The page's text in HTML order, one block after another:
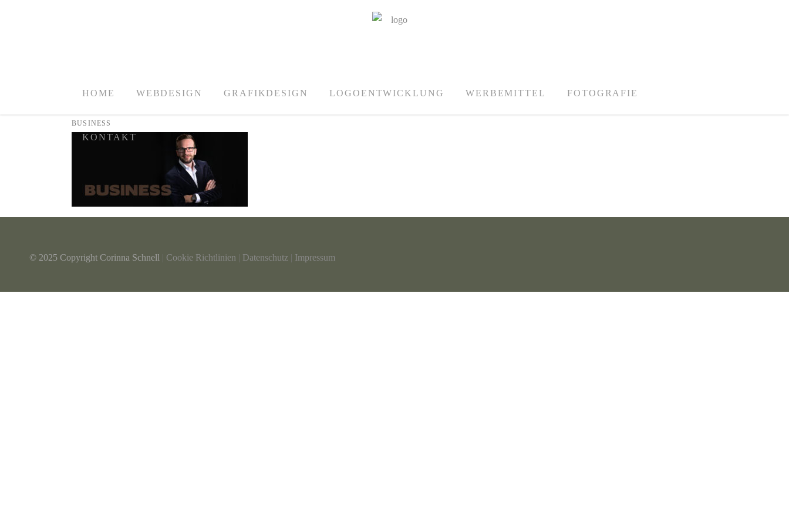
HOME WEBDESIGN GRAFIKDESIGN LOGOENTWICKLUNG WERBEMITTEL FOTOGRAFIE
KONTAKT
BUSINESS
© 2025 Copyright Corinna Schnell | Cookie Richtlinien | Datenschutz | Impressum